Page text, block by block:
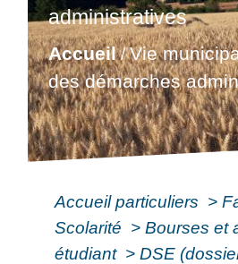
administratives
Accueil/Vie
des démarches
Accueil particuliers >
Scolarité > Bourses et
étudiant > DSE